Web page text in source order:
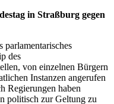
in Straßburg gegen
parlamentarisches
des
von einzelnen Bürgern
Instanzen angerufen
Regierungen haben
politisch zur Geltung zu